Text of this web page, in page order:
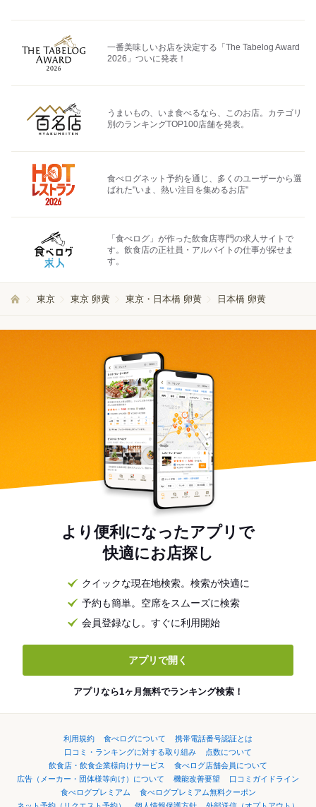
一番美味しいお店を決定する「The Tabelog Award
2026」ついに発表！
うまいもの、いま食べるなら、このお店。カテゴリ
別のランキングTOP100店舗を発表。
食べログネット予約を通じ、多くのユーザーから選
ばれた"いま、熱い注目を集めるお店"
「食べログ」が作った飲食店専門の求人サイトで
す。飲食店の正社員・アルバイトの仕事が探せま
す。
東京 東京 卵黄 東京・日本橋 卵黄 日本橋 卵黄
より便利になったアプリで
快適にお店探し
クイックな現在地検索。検索が快適に
予約も簡単。空席をスムーズに検索
会員登録なし。すぐに利用開始
アプリで開く
アプリなら1ヶ月無料でランキング検索！
利用規約 食べログについて
携帯電話番号認証とは
口コミ・ランキングに対する取り組み
点数について
飲食店・飲食企業様向けサービス
食べログ店舗会員について
広告（メーカー・団体様等向け）について
機能改善要望
口コミガイドライン
食べログプレミアム
食べログプレミアム無料クーポン